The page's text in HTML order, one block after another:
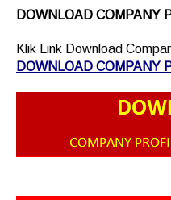
DOWNLOAD COMPANY
Klik Link Download
DOWNLOAD COMPANY